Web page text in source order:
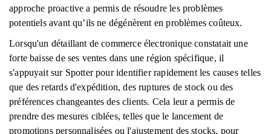
approche proactive a permis de résoudre les problèmes
potentiels avant qu’ils ne dégénèrent en problèmes coûteux.
Lorsqu'un détaillant de commerce électronique constatait une
forte baisse de ses ventes dans une région spécifique, il
s'appuyait sur Spotter pour identifier rapidement les causes telles
que des retards d'expédition, des ruptures de stock ou des
préférences changeantes des clients. Cela leur a permis de
prendre des mesures ciblées, telles que le lancement de
promotions personnalisées ou l'ajustement des stocks, pour